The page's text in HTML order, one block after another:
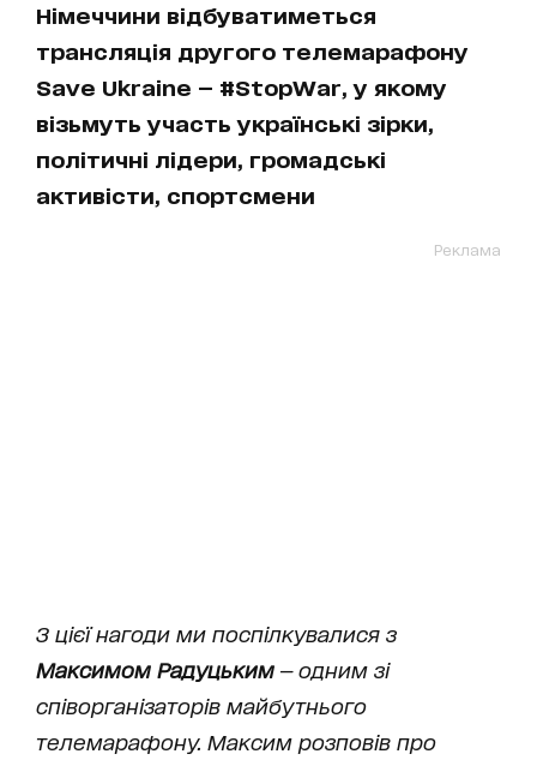
Німеччини відбуватиметься
трансляція другого телемарафону
Save Ukraine — #StopWar, у якому
візьмуть участь українські зірки,
політичні лідери, громадські
активісти, спортсмени
Реклама
З цієї нагоди ми поспілкувалися з
Максимом Радуцьким — одним зі
співорганізаторів майбутнього
телемарафону. Максим розповів про